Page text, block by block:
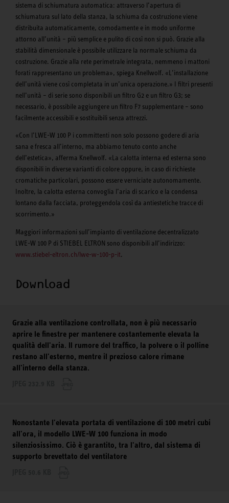
sistema di schiumatura automatica: attraverso l’apertura di
schiumatura sul lato della stanza, la schiuma da costruzione viene
distribuita automaticamente, comodamente e in modo uniforme
attorno all’unità – più semplice e pulito di così non si può. Grazie alla
stabilità dimensionale è possibile utilizzare la normale schiuma da
costruzione. Grazie alla rete perimetrale integrata, nemmeno i mattoni
forati rappresentano un problema», spiega Knellwolf. «L’installazione
dell’unità viene così completata in un’unica operazione.» I filtri presenti
nell’unità – di serie sono disponibili un filtro G2 e un filtro G3; se
necessario, è possibile aggiungere un filtro F7 supplementare – sono
facilmente accessibili e sostituibili senza attrezzi.
«Con l’LWE-W 100 P i committenti non solo possono godere di aria
sana e fresca all’interno, ma abbiamo tenuto conto anche
dell’estetica», afferma Knellwolf. «La calotta interna ed esterna sono
disponibili in diverse varianti di colore oppure, in caso di richieste
cromatiche particolari, possono essere verniciate autonomamente.
Inoltre, la calotta esterna convoglia l’aria di scarico e la condensa
lontano dalla facciata, proteggendola così da antiestetiche tracce di
scorrimento.»
Maggiori informazioni sull’impianto di ventilazione decentralizzato
LWE-W 100 P di STIEBEL ELTRON sono disponibili all’indirizzo:
www.stiebel-eltron.ch/lwe-w-100-p-it.
Download
Grazie alla ventilazione controllata, non è più necessario
aprire le finestre per mantenere costantemente elevata la
qualità dell'aria. Il rumore del traffico, la polvere o il polline
restano all'esterno, mentre il prezioso calore rimane
all'interno della stanza.
Nonostante l'elevata portata di ventilazione di 100 metri cubi
all'ora, il modello LWE-W 100 funziona in modo
silenziosissimo. Ciò è garantito, tra l'altro, dal sistema di
supporto brevettato del ventilatore